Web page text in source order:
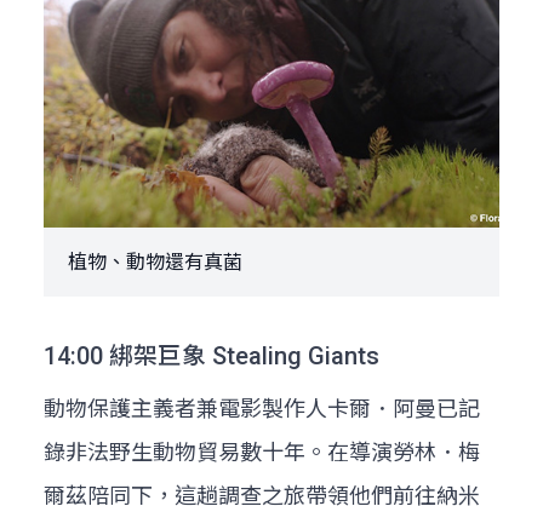
植物、動物還有真菌
14:00 綁架巨象 Stealing Giants
動物保護主義者兼電影製作人卡爾．阿曼已記
錄非法野生動物貿易數十年。在導演勞林．梅
爾茲陪同下，這趟調查之旅帶領他們前往納米